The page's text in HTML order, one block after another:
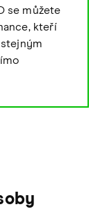
se můžete
kteří